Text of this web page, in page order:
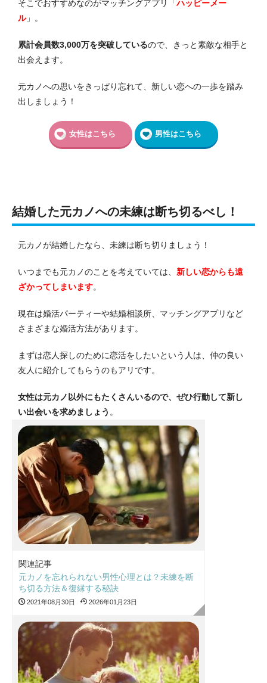
そこでおすすめなのがマッチングアプリ「ハッピーメー
ル」。
累計会員数3,000万を突破しているので、きっと素敵な相手と
出会えます。
元カノへの思いをきっぱり忘れて、新しい恋への一歩を踏み
出しましょう！
女性はこちら 男性はこちら
結婚した元カノへの未練は断ち切るべし！
元カノが結婚したなら、未練は断ち切りましょう！
いつまでも元カノのことを考えていては、 新しい恋からも遠
ざかってしまいます。
現在は婚活パーティーや結婚相談所、マッチングアプリなど
さまざまな婚活方法があります。
まずは恋人探しのために恋活をしたいという人は、仲の良い
友人に紹介してもらうのもアリです。
女性は元カノ以外にもたくさんいるので、ぜひ行動して新し
い出会いを求めましょう 。
関連記事
元カノを忘れられない男性心理とは？未練を断
ち切る方法＆復縁する秘訣
2021年08月30日 2026年01月23日